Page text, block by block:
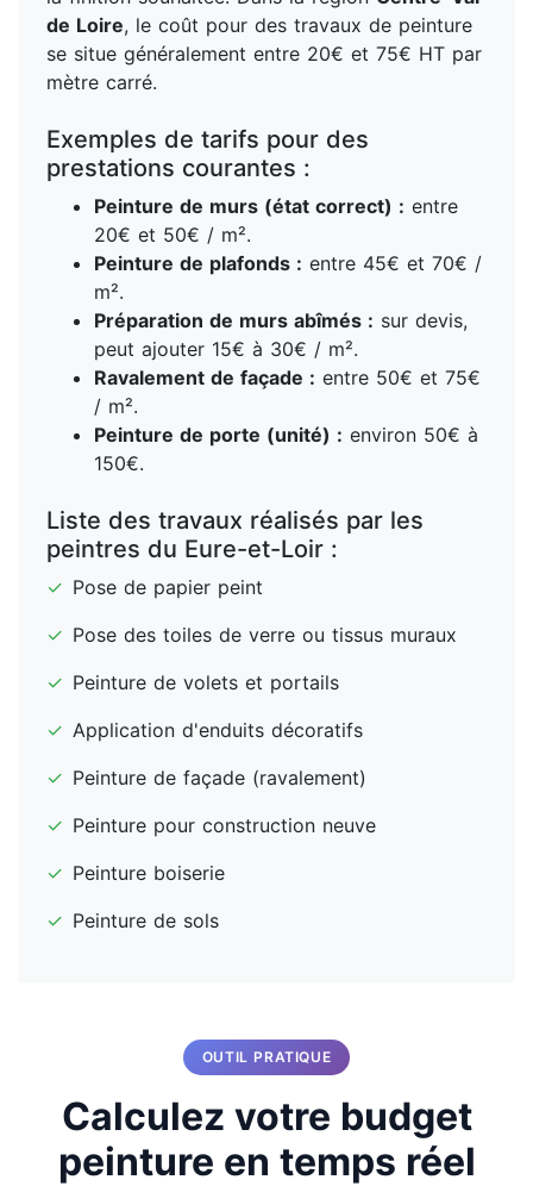
de Loire, le coût pour des travaux de peinture
se situe généralement entre 20€ et 75€ HT par
mètre carré.
Exemples de tarifs pour des
prestations courantes :
Peinture de murs (état correct) : entre
20€ et 50€ / m².
Peinture de plafonds : entre 45€ et 70€ /
m².
Préparation de murs abîmés : sur devis,
peut ajouter 15€ à 30€ / m².
Ravalement de façade : entre 50€ et 75€
/ m².
Peinture de porte (unité) : environ 50€ à
150€.
Liste des travaux réalisés par les
peintres du Eure-et-Loir :
✓ Pose de papier peint
✓ Pose des toiles de verre ou tissus muraux
✓ Peinture de volets et portails
✓ Application d'enduits décoratifs
✓ Peinture de façade (ravalement)
✓ Peinture pour construction neuve
✓ Peinture boiserie
✓ Peinture de sols
OUTIL PRATIQUE
Calculez votre budget
peinture en temps réel